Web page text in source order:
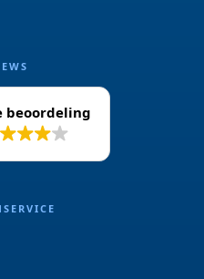
beoordeling